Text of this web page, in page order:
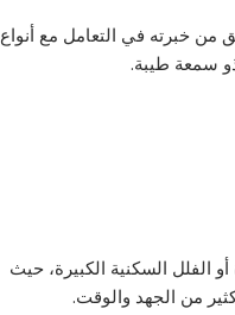
خبرته في التعامل مع أنواع
ذو سمعة طيبة.
الفلل السكنية الكبيرة، حيث
من الجهد والوقت.